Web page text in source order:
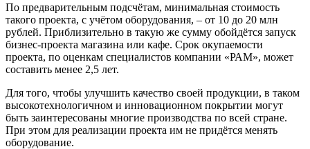
По предварительным подсчётам, минимальная стоимость
такого проекта, с учётом оборудования, – от 10 до 20 млн
рублей. Приблизительно в такую же сумму обойдётся запуск
бизнес-проекта магазина или кафе. Срок окупаемости
проекта, по оценкам специалистов компании «РАМ», может
составить менее 2,5 лет.
Для того, чтобы улучшить качество своей продукции, в таком
высокотехнологичном и инновационном покрытии могут
быть заинтересованы многие производства по всей стране.
При этом для реализации проекта им не придётся менять
оборудование.